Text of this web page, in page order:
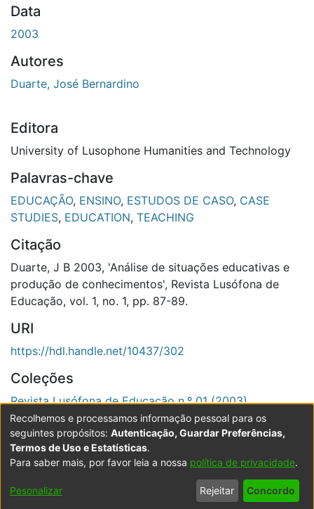
Data
2003
Autores
Duarte, José Bernardino
Editora
University of Lusophone Humanities and Technology
Palavras-chave
EDUCAÇÃO, ENSINO, ESTUDOS DE CASO, CASE
STUDIES, EDUCATION, TEACHING
Citação
Duarte, J B 2003, 'Análise de situações educativas e
produção de conhecimentos', Revista Lusófona de
Educação, vol. 1, no. 1, pp. 87-89.
URI
https://hdl.handle.net/10437/302
Coleções
Revista Lusófona de Educação n.º 01 (2003)
Ver registo completo
Powered by DSpace Copyright © 2003-2026LYRASIS
Configurações
Política de
Privacidade
Termos
de Uso
Contacte-
nos
Recolhemos e processamos informação pessoal para os
seguintes propósitos: Autenticação, Guardar Preferências,
Termos de Uso e Estatísticas.
Para saber mais, por favor leia a nossa política de privacidade.
Pesonalizar Rejeitar Concordo